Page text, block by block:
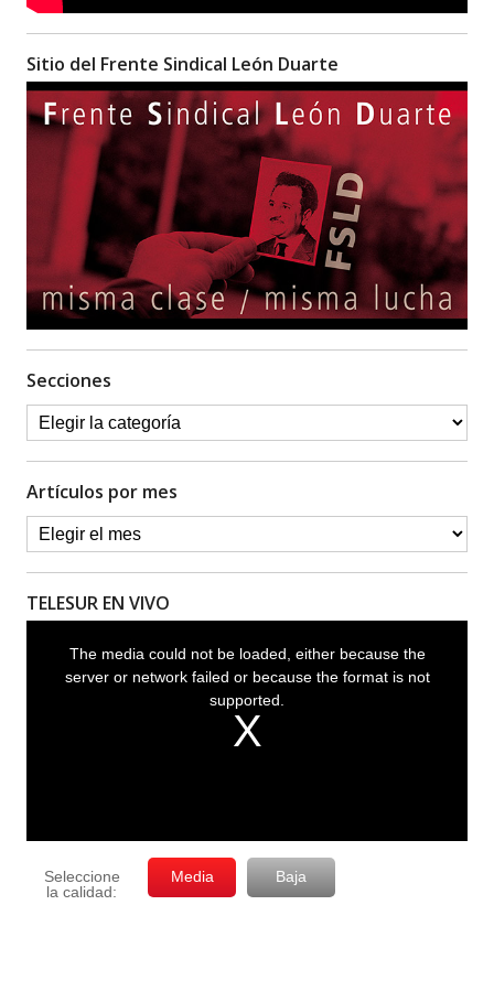
Sitio del Frente Sindical León Duarte
Secciones
Artículos por mes
TELESUR EN VIVO